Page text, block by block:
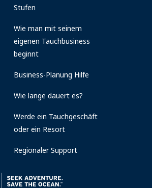
Stufen
Wie man mit seinem
eigenen Tauchbusiness
beginnt
Business-Planung Hilfe
Wie lange dauert es?
Werde ein Tauchgeschäft
oder ein Resort
Regionaler Support